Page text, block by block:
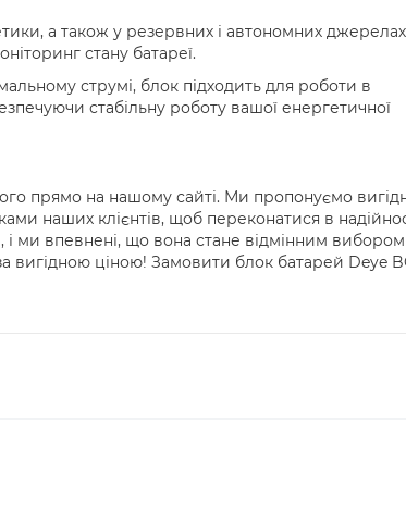
а також у резервних і автономних джерелах
стану батареї.
струмі, блок підходить для роботи в
стабільну роботу вашої енергетичної
прямо на нашому сайті. Ми пропонуємо
наших клієнтів, щоб переконатися в
і ми впевнені, що вона стане відмінним
вигідною ціною! Замовити блок батарей Deye